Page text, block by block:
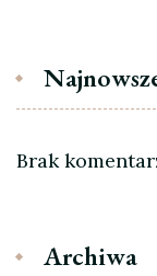
Brak
Archiwa